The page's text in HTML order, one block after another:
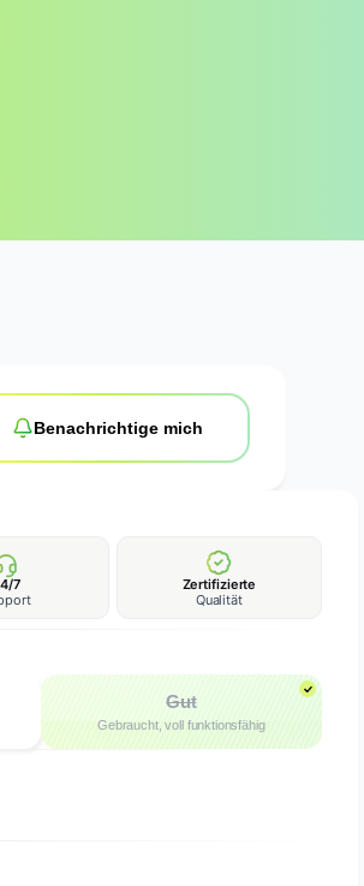
Benachrichtige mich
7
Zertifizierte
Qualität
Gut
Gebraucht, voll funktionsfähig